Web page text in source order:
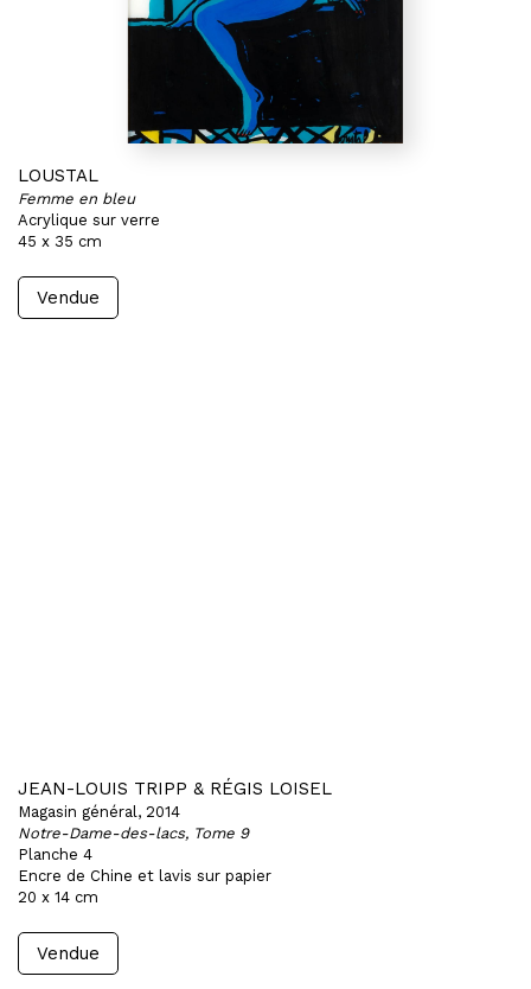
LOUSTAL
Femme en bleu
Acrylique sur verre
45 x 35 cm
Vendue
JEAN-LOUIS TRIPP & RÉGIS LOISEL
Magasin général, 2014
Notre-Dame-des-lacs, Tome 9
Planche 4
Encre de Chine et lavis sur papier
20 x 14 cm
Vendue